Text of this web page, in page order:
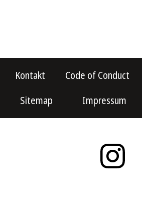
Kontakt Code of Conduct
Sitemap
Impressum